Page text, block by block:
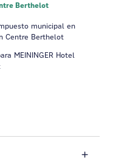
Berthelot
municipal en
Centre Berthelot
MEININGER Hotel